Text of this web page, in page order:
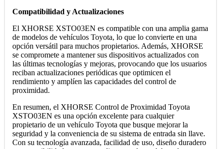
Compatibilidad y Actualizaciones
El XHORSE XSTO03EN es compatible con una amplia gama
de modelos de vehículos Toyota, lo que lo convierte en una
opción versátil para muchos propietarios. Además, XHORSE
se compromete a mantener sus dispositivos actualizados con
las últimas tecnologías y mejoras, provocando que los usuarios
reciban actualizaciones periódicas que optimicen el
rendimiento y amplíen las capacidades del control de
proximidad.
En resumen, el XHORSE Control de Proximidad Toyota
XSTO03EN es una opción excelente para cualquier
propietario de un vehículo Toyota que busque mejorar la
seguridad y la conveniencia de su sistema de entrada sin llave.
Con su tecnología avanzada, facilidad de uso, diseño duradero